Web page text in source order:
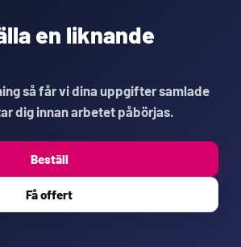
en liknande
så får vi dina uppgifter samlade
dig innan arbetet påbörjas.
Beställ
Få offert